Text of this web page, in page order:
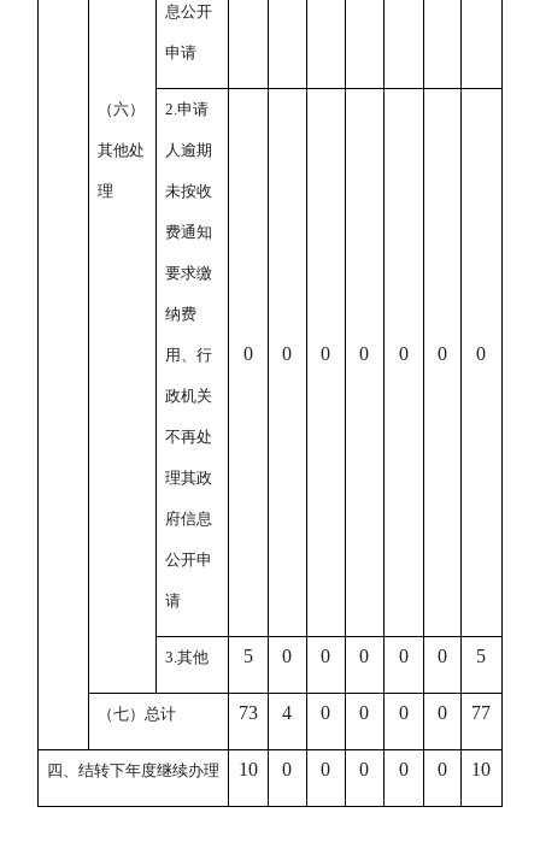
（六）
其他处
理
息公开
申请
2. 申请
人逾期
未按收
费通知
要求缴
纳费
用、行
政机关
不再处
理其政
府信息
公开申
请
0 0 0 0 0 0 0
3. 其他 5 0 0 0 0 0 5
（七）总计 73 4 0 0 0 0 77
四、结转下年度继续办理 10 0 0 0 0 0 10